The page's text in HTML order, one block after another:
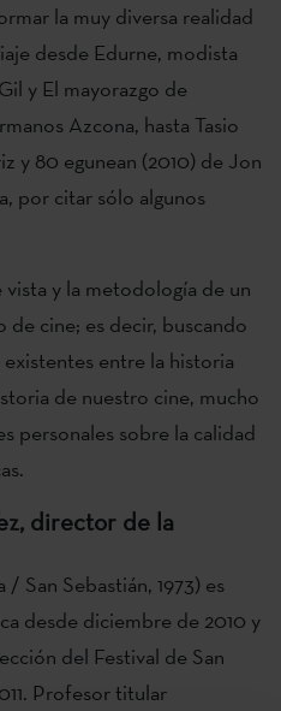
la muy diversa realidad
desde Edurne, modista
y El mayorazgo de
Azcona, hasta Tasio
y 80 egunean (2010) de Jon
por citar sólo algunos
y la metodología de un
cine; es decir, buscando
entre la historia
de nuestro cine, mucho
personales sobre la calidad
director de la
San Sebastián, 1973) es
desde diciembre de 2010 y
del Festival de San
Profesor titular